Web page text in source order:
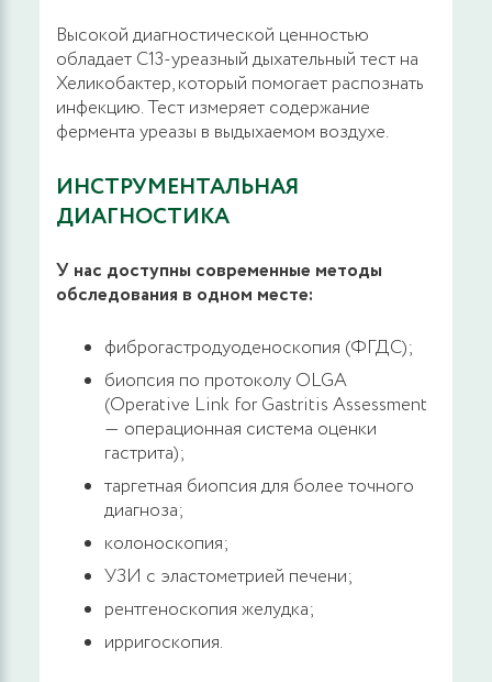
Удаление гипертрофированных анальных
сосочков радиоволновым методом
20000 руб.
ЗАПИСАТЬСЯ
Иссечение наружного свища прямой кишки
с применением диодных лазерных
технологий аппаратом Mediola Compact
28100 руб.
ЗАПИСАТЬСЯ
Иссечение подкожного свища прямой
кишки с применением диодных лазерных
технологий аппаратом Mediola Compact
42200 руб.
ЗАПИСАТЬСЯ
Иссечение чрезсфинктерного свища
прямой кишки с применением диодных
лазерных технологий аппаратом Mediola
Compact
Высокой диагностической ценностью
обладает С13-уреазный дыхательный тест на
Хеликобактер, который помогает распознать
инфекцию. Тест измеряет содержание
фермента уреазы в выдыхаемом воздухе.
ИНСТРУМЕНТАЛЬНАЯ
ДИАГНОСТИКА
У нас доступны современные методы
обследования в одном месте:
фиброгастродуоденоскопия (ФГДС);
биопсия по протоколу OLGA
(Operative Link for Gastritis Assessment
― операционная система оценки
гастрита);
таргетная биопсия для более точного
диагноза;
колоноскопия;
УЗИ с эластометрией печени;
рентгеноскопия желудка;
ирригоскопия.